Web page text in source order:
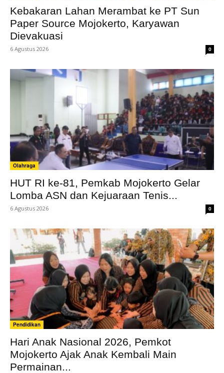
Kebakaran Lahan Merambat ke PT Sun
Paper Source Mojokerto, Karyawan
Dievakuasi
6 Agustus 2026 0
Olahraga
HUT RI ke-81, Pemkab Mojokerto Gelar
Lomba ASN dan Kejuaraan Tenis...
6 Agustus 2026 0
Pendidikan
Hari Anak Nasional 2026, Pemkot
Mojokerto Ajak Anak Kembali Main
Permainan...